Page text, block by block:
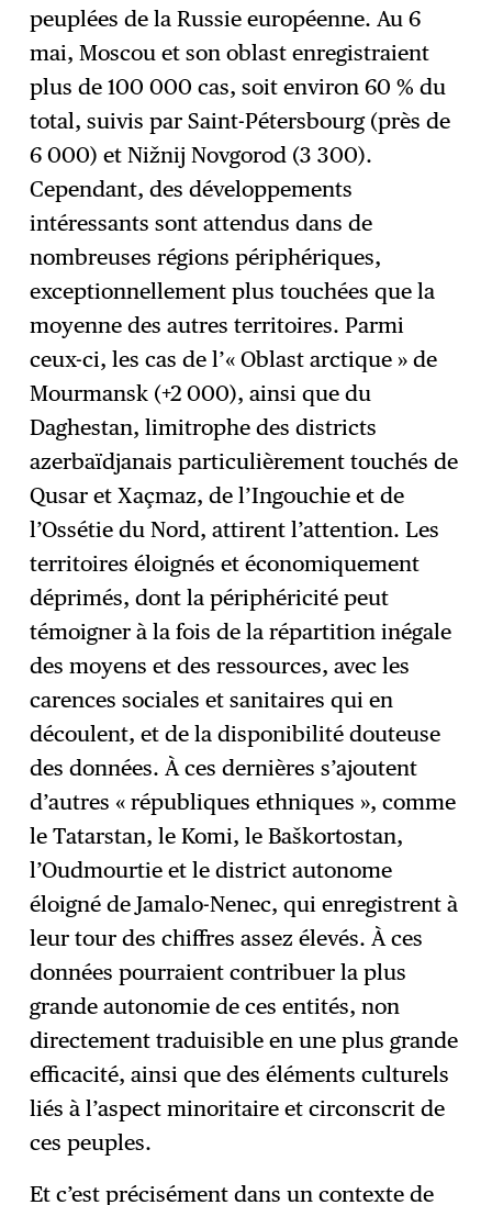
peuplées de la Russie européenne. Au 6
mai, Moscou et son oblast enregistraient
plus de 100 000 cas, soit environ 60 % du
total, suivis par Saint-Pétersbourg (près de
6 000) et Nižnij Novgorod (3 300).
Cependant, des développements
intéressants sont attendus dans de
nombreuses régions périphériques,
exceptionnellement plus touchées que la
moyenne des autres territoires. Parmi
ceux-ci, les cas de l’« Oblast arctique » de
Mourmansk (+2 000), ainsi que du
Daghestan, limitrophe des districts
azerbaïdjanais particulièrement touchés de
Qusar et Xaçmaz, de l’Ingouchie et de
l’Ossétie du Nord, attirent l’attention. Les
territoires éloignés et économiquement
déprimés, dont la périphéricité peut
témoigner à la fois de la répartition inégale
des moyens et des ressources, avec les
carences sociales et sanitaires qui en
découlent, et de la disponibilité douteuse
des données. À ces dernières s’ajoutent
d’autres « républiques ethniques », comme
le Tatarstan, le Komi, le Baškortostan,
l’Oudmourtie et le district autonome
éloigné de Jamalo-Nenec, qui enregistrent à
leur tour des chiffres assez élevés. À ces
données pourraient contribuer la plus
grande autonomie de ces entités, non
directement traduisible en une plus grande
efficacité, ainsi que des éléments culturels
liés à l’aspect minoritaire et circonscrit de
ces peuples.
Et c’est précisément dans un contexte de